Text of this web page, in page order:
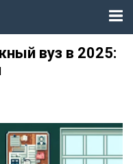
вуз в 2025: